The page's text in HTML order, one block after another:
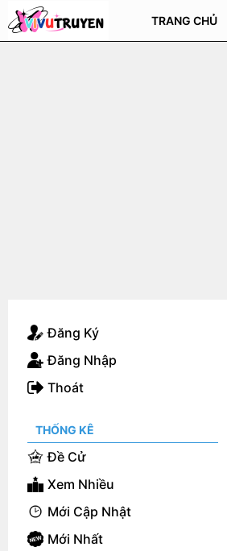
TRANG CHỦ
Đăng Ký
Đăng Nhập
Thoát
THỐNG KÊ
Đề Cử
Xem Nhiều
Mới Cập Nhật
Mới Nhất